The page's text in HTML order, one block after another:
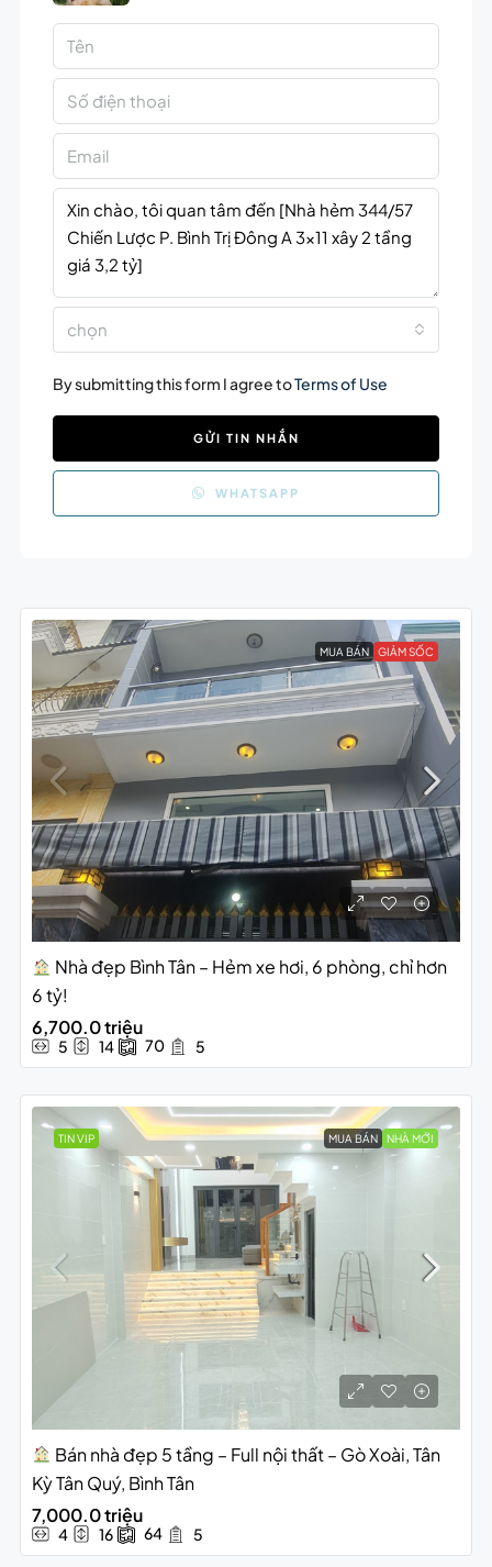
chọn
By submitting this form I agree toTerms of Use
GỬI TIN NHẮN
WHATSAPP
MUA BÁN GIẢM SỐC
Nhà đẹp Bình Tân – Hẻm xe hơi, 6 phòng, chỉ hơn
6 tỷ!
6,700.0 triệu
5 14 70 5
TIN VIP MUA BÁN NHÀ MỚI
Bán nhà đẹp 5 tầng – Full nội thất – Gò Xoài, Tân
Kỳ Tân Quý, Bình Tân
7,000.0 triệu
4 16 64 5